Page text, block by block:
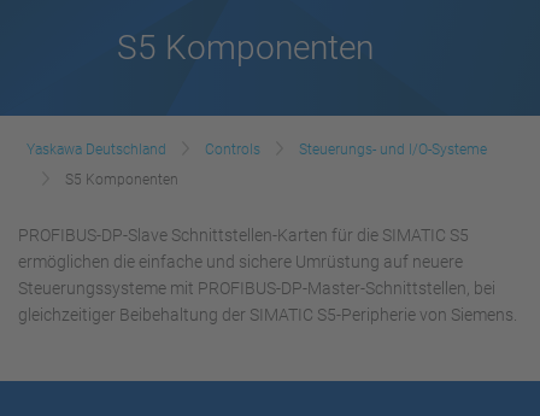
S5 Komponenten
Yaskawa Deutschland Controls
Steuerungs- und I/O-Systeme
S5 Komponenten
PROFIBUS-DP-Slave Schnittstellen-Karten für die SIMATIC S5
ermöglichen die einfache und sichere Umrüstung auf neuere
Steuerungssysteme mit PROFIBUS-DP-Master-Schnittstellen, bei
gleichzeitiger Beibehaltung der SIMATIC S5-Peripherie von Siemens.